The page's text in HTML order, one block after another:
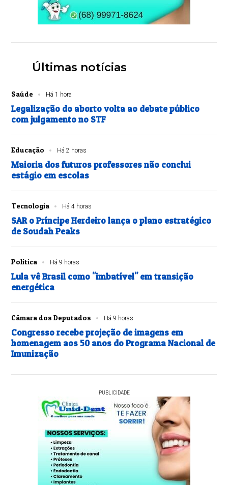
Últimas notícias
Saúde Há 1 hora
Legalização do aborto volta ao debate público
com julgamento no STF
Educação Há 2 horas
Maioria dos futuros professores não conclui
estágio em escolas
Tecnologia Há 4 horas
SAR o Príncipe Herdeiro lança o plano estratégico
de Soudah Peaks
Política Há 9 horas
Lula vê Brasil como "imbatível" em transição
energética
Câmara dos Deputados Há 9 horas
Congresso recebe projeção de imagens em
homenagem aos 50 anos do Programa Nacional de
Imunização
PUBLICIDADE